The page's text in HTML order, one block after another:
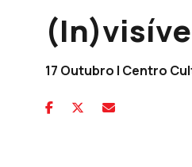
17 Outubro | Centro